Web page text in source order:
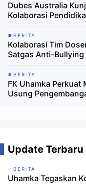
Dubes Australia
Kolaborasi
BERITA
Kolaborasi Tim
Satgas Anti-
BERITA
FK Uhamka Perkuat
Usung
Update Terbaru
BERITA
Uhamka Tegaskan